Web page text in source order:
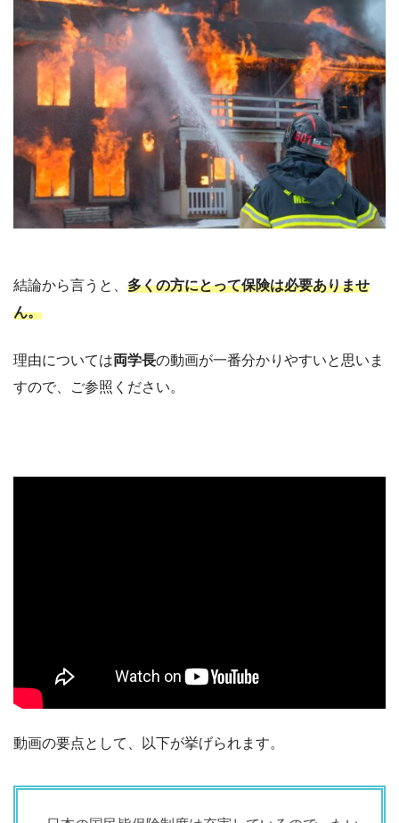
結論から言うと、 多くの方にとって保険は必要ありませ
ん。
理由については両学長の動画が一番分かりやすいと思いま
すので、ご参照ください。
動画の要点として、以下が挙げられます。